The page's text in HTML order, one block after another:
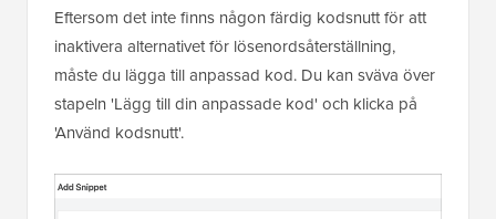
Eftersom det inte finns någon färdig kodsnutt för att
inaktivera alternativet för lösenordsåterställning,
måste du lägga till anpassad kod. Du kan sväva över
stapeln 'Lägg till din anpassade kod' och klicka på
'Använd kodsnutt'.